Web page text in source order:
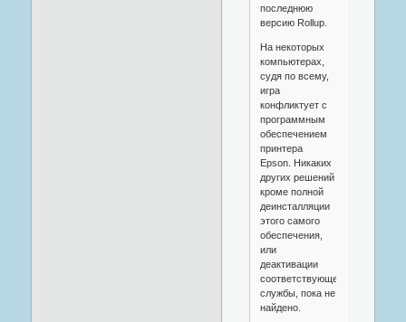
последнюю
версию Rollup.
На некоторых
компьютерах,
судя по всему,
игра
конфликтует с
программным
обеспечением
принтера
Epson. Никаких
других решений
кроме полной
деинсталляции
этого самого
обеспечения,
или
деактивации
соответствующей
службы, пока не
найдено.